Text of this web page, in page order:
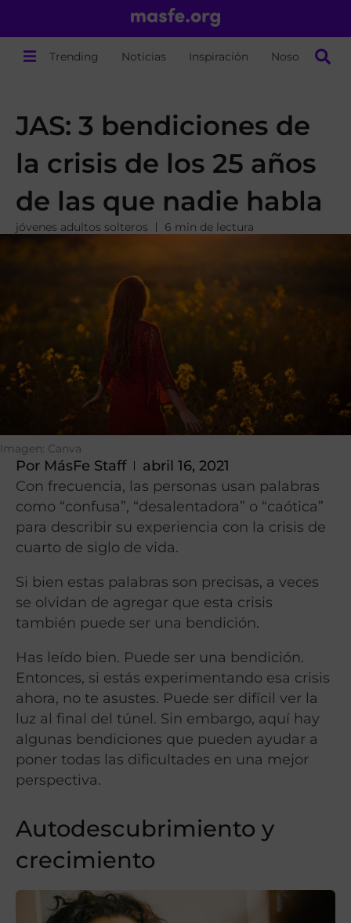
Trending Noticias Inspiración Nosotros
JAS: 3 bendiciones de
la crisis de los 25 años
de las que nadie habla
jóvenes adultos solteros 6 min de lectura
Imagen: Canva
Por MásFe Staff
abril 16, 2021
Con frecuencia, las personas usan palabras
como “confusa”, “desalentadora” o “caótica”
para describir su experiencia con la crisis de
cuarto de siglo de vida.
Si bien estas palabras son precisas, a veces
se olvidan de agregar que esta crisis
también puede ser una bendición.
Has leído bien. Puede ser una bendición.
Entonces, si estás experimentando esa crisis
ahora, no te asustes. Puede ser difícil ver la
luz al final del túnel. Sin embargo, aquí hay
algunas bendiciones que pueden ayudar a
poner todas las dificultades en una mejor
perspectiva.
Autodescubrimiento y
crecimiento